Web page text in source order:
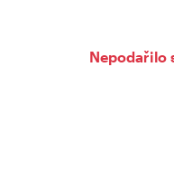
Nepodařilo